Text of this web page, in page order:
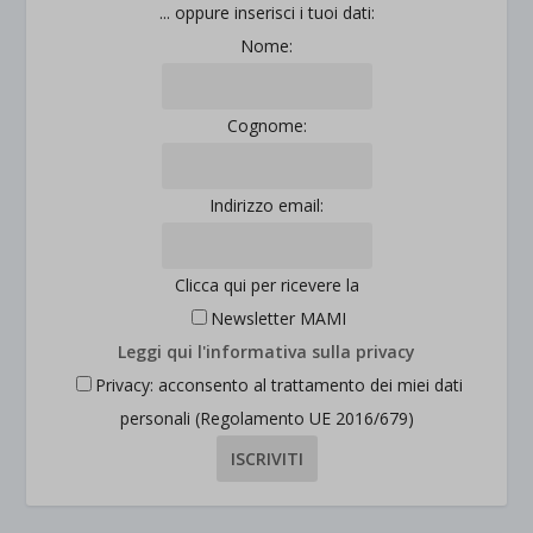
... oppure inserisci i tuoi dati:
Nome:
Cognome:
Indirizzo email:
Clicca qui per ricevere la
Newsletter MAMI
Leggi qui l'informativa sulla privacy
Privacy: acconsento al trattamento dei miei dati
personali (Regolamento UE 2016/679)